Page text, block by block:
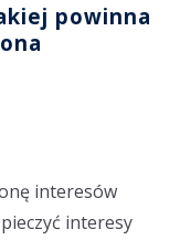
powinna
interesów
interesy